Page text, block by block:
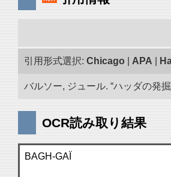
引用形式選択: Chicago APA
バルソー, ジュール. “ハッダの発
OCR読み取り結果
BAGH-GAÏ